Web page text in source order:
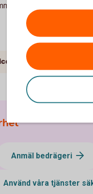
kontonummer,
via e-post
Anmäl bedrägeri
Använd våra tjänster